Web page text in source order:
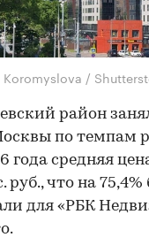
/
район
по темпам
года средняя
руб., что на
для «РБК